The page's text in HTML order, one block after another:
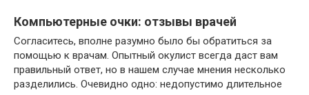
Компьютерные очки: отзывы врачей
Согласитесь, вполне разумно было бы обратиться за
помощью к врачам. Опытный окулист всегда даст вам
правильный ответ, но в нашем случае мнения несколько
разделились. Очевидно одно: недопустимо длительное